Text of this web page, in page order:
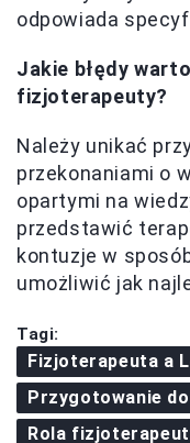
odpowiada
Jakie błędy
fizjoterapeuty?
Należy unikać
przekonaniami o
opartymi na
przedstawić
kontuzje w
umożliwić jak
Tagi:
Fizjoterapeuta a
Przygotowanie
Rola